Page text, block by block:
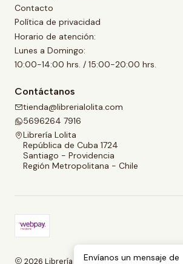
Contacto
Política de privacidad
Horario de atención:
Lunes a Domingo:
10:00-14:00 hrs. / 15:00-20:00 hrs.
Contáctanos
tienda@librerialolita.com
5696264 7916
Librería Lolita
República de Cuba 1724
Santiago - Providencia
Región Metropolitana - Chile
2026 Librería Lolita.Envíanos un mensaje de